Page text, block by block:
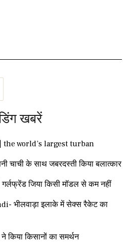
खबरें
the world’s largest turban
चाची के साथ जबरदस्ती किया बलात्कार
जिया किसी मॉडल से कम नहीं
भीलवाड़ा इलाके में सेक्स रैकेट का
किसानों का समर्थन